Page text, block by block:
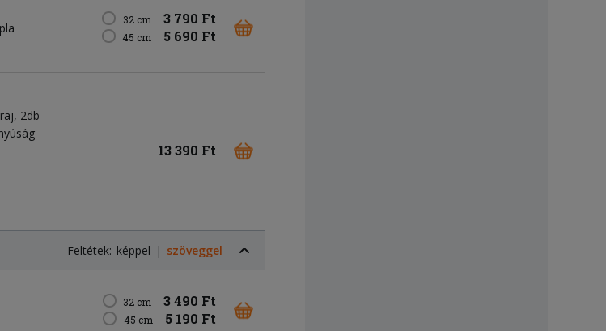
32 cm 3 790 Ft
45 cm 5 690 Ft
2db
13 390 Ft
Feltétek: képpel szöveggel
32 cm 3 490 Ft
45 cm 5 190 Ft